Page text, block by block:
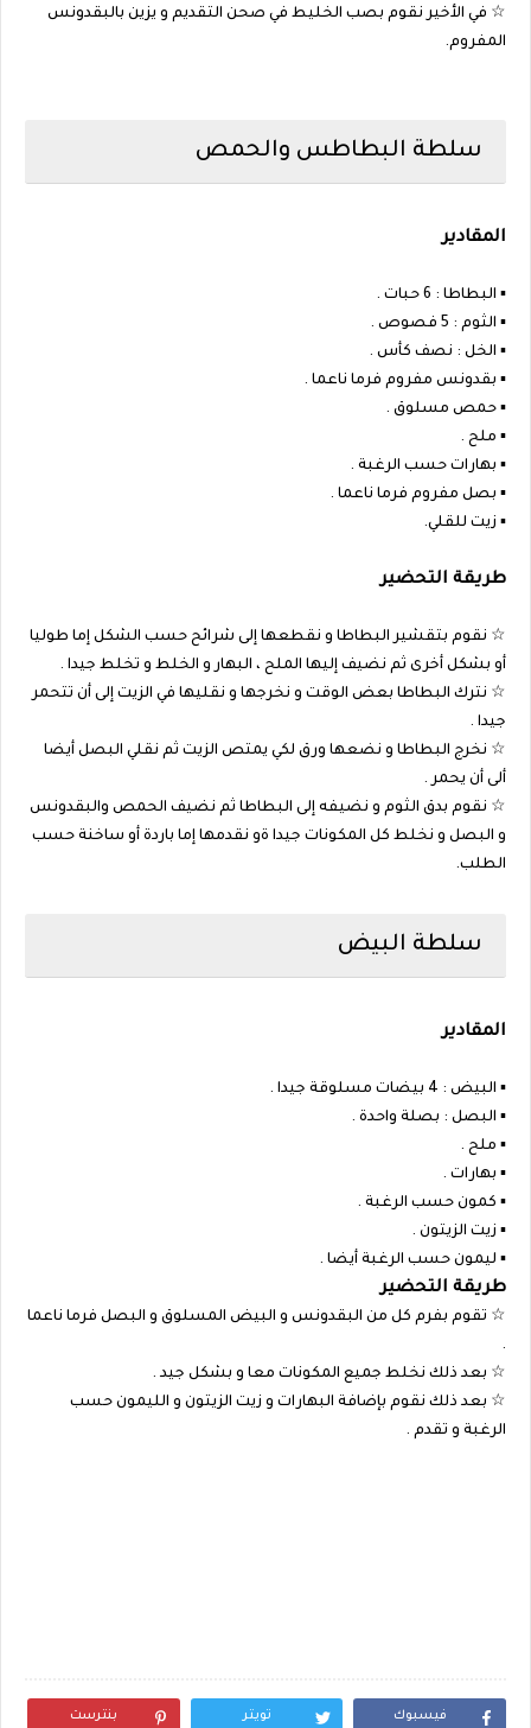
☆ في الأخير نقوم بصب الخليط في صحن التقديم و يزين بالبقدونس
المفروم.
سلطة البطاطس والحمص
المقادير
▪︎ البطاطا : 6 حبات .
▪︎ الثوم : 5 فصوص .
▪︎ الخل : نصف كأس .
▪︎ بقدونس مفروم فرما ناعما .
▪︎ حمص مسلوق .
▪︎ ملح .
▪︎ بهارات حسب الرغبة .
▪︎ بصل مفروم فرما ناعما .
▪︎ زيت للقلي.
طريقة التحضير
☆ نقوم بتقشير البطاطا و نقطعها إلى شرائح حسب الشكل إما طوليا
أو بشكل أخرى ثم نضيف إليها الملح ، البهار و الخلط و تخلط جيدا .
☆ نترك البطاطا بعض الوقت و نخرجها و نقليها في الزيت إلى أن تتحمر
جيدا .
☆ نخرج البطاطا و نضعها ورق لكي يمتص الزيت ثم نقلي البصل أيضا
ألى أن يحمر .
☆ نقوم بدق الثوم و نضيفه إلى البطاطا ثم نضيف الحمص والبقدونس
و البصل و نخلط كل المكونات جيدا ةو نقدمها إما باردة أو ساخنة حسب
الطلب.
سلطة البيض
المقادير
▪︎ البيض : 4 بيضات مسلوقة جيدا .
▪︎ البصل : بصلة واحدة .
▪︎ ملح .
▪︎ بهارات .
▪︎ كمون حسب الرغبة .
▪︎ زيت الزيتون .
▪︎ ليمون حسب الرغبة أيضا .
طريقة التحضير
☆ تقوم بفرم كل من البقدونس و البيض المسلوق و البصل فرما ناعما
.
☆ بعد ذلك نخلط جميع المكونات معا و بشكل جيد .
☆ بعد ذلك نقوم بإضافة البهارات و زيت الزيتون و الليمون حسب
الرغبة و تقدم .
فيسبوك تويتر بنترست